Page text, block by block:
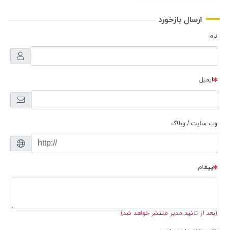
ارسال بازخورد
نام
ایمیل
وب سایت / وبلاگ
پیغام
(بعد از تائید مدیر منتشر خواهد شد)